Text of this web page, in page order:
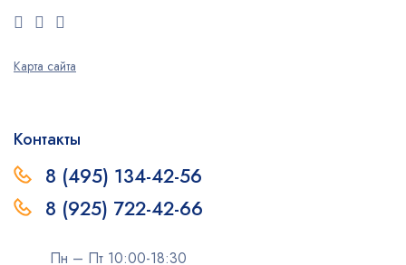
Карта сайта
Контакты
8 (495) 134-42-56
8 (925) 722-42-66
Пн – Пт 10:00-18:30